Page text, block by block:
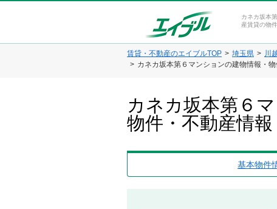
カネカ坂本
産賃貸の物
賃貸・不動産のエイブルTOP 埼玉県
川
カネカ坂本第６マンションの建物情報・物
カネカ坂本第６
物件・不動産情報
基本物件